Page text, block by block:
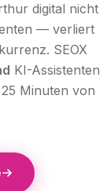
digital nicht
— verliert
SEOX
KI-Assistenten
Minuten von